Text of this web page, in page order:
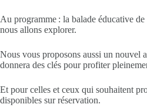
Au programme : la balade éducative de
nous allons explorer.
Nous vous proposons aussi un nouvel
donnera des clés pour profiter
Et pour celles et ceux qui souhaitent
disponibles sur réservation.